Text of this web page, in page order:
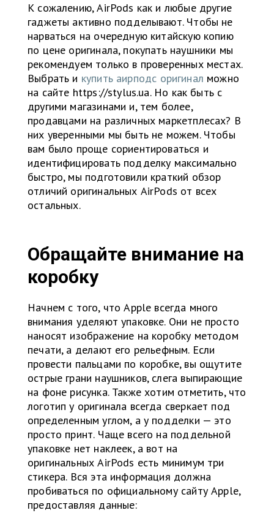
К сожалению, AirPods как и любые другие
гаджеты активно подделывают. Чтобы не
нарваться на очередную китайскую копию
по цене оригинала, покупать наушники мы
рекомендуем только в проверенных местах.
Выбрать и купить аирподс оригинал можно
на сайте https://stylus.ua. Но как быть с
другими магазинами и, тем более,
продавцами на различных маркетплесах? В
них уверенными мы быть не можем. Чтобы
вам было проще сориентироваться и
идентифицировать подделку максимально
быстро, мы подготовили краткий обзор
отличий оригинальных AirPods от всех
остальных.
Обращайте внимание на
коробку
Начнем с того, что Apple всегда много
внимания уделяют упаковке. Они не просто
наносят изображение на коробку методом
печати, а делают его рельефным. Если
провести пальцами по коробке, вы ощутите
острые грани наушников, слега выпирающие
на фоне рисунка. Также хотим отметить, что
логотип у оригинала всегда сверкает под
определенным углом, а у подделки — это
просто принт. Чаще всего на поддельной
упаковке нет наклеек, а вот на
оригинальных AirPods есть минимум три
стикера. Вся эта информация должна
пробиваться по официальному сайту Apple,
предоставляя данные: